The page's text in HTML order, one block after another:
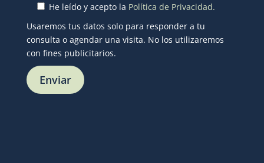
He leído y acepto la Política de Privacidad.
Usaremos tus datos solo para responder a tu
consulta o agendar una visita. No los utilizaremos
con fines publicitarios.